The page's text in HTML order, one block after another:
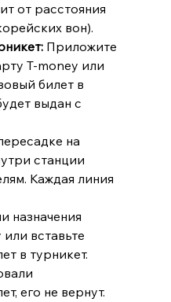
от расстояния
вон).
Приложите
T-money или
билет в
выдан с
на
станции
Каждая линия
назначения
вставьте
в турникет.
его не вернут.